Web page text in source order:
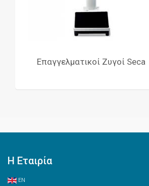
Επαγγελματικοί Ζυγοί Seca
Η Εταιρία
EN